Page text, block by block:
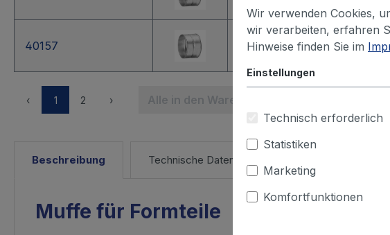
40157 200
‹ 1 2 › Alle in den Warenkorb
Beschreibung Technische Daten
Muffe für Formteile
Wir verwenden Cookies,
wir verarbeiten, erfahren
Hinweise finden Sie im
Einstellungen
Technisch erforderlich
Statistiken
Marketing
Komfortfunktionen